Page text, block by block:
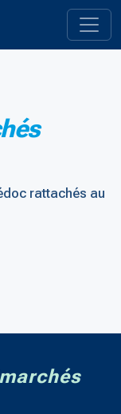
rattachés au